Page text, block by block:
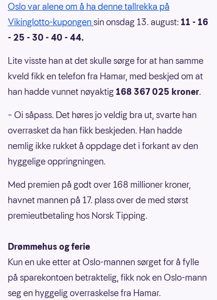
Oslo var alene om å ha denne tallrekka på
Vikinglotto-kupongen sin onsdag 13. august: 11 - 16
- 25 - 30 - 40 - 44.
Lite visste han at det skulle sørge for at han samme
kveld fikk en telefon fra Hamar, med beskjed om at
han hadde vunnet nøyaktig168 367 025 kroner.
– Oi såpass. Det høres jo veldig bra ut, svarte han
overrasket da han fikk beskjeden. Han hadde
nemlig ikke rukket å oppdage det i forkant av den
hyggelige oppringningen.
Med premien på godt over 168 millioner kroner,
havnet mannen på 17. plass over de med størst
premieutbetaling hos Norsk Tipping.
Drømmehus og ferie
Kun en uke etter at Oslo-mannen sørget for å fylle
på sparekontoen betraktelig, fikk nok en Oslo-mann
seg en hyggelig overraskelse fra Hamar.